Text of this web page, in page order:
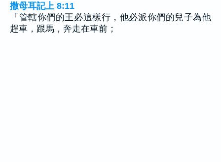
撒母耳記上 8:11
「管轄你們的王必這樣行，他必派你們的兒子為他
趕車，跟馬，奔走在車前；